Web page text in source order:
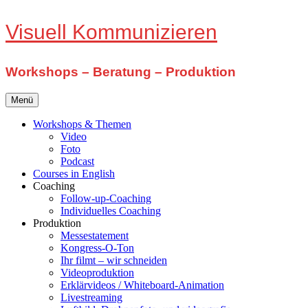
Zum
Inhalt
Visuell Kommunizieren
Workshops – Beratung – Produktion
Menü
Workshops & Themen
Video
Foto
Podcast
Courses in English
Coaching
Follow-up-Coaching
Individuelles Coaching
Produktion
Messestatement
Kongress-O-Ton
Ihr filmt – wir schneiden
Videoproduktion
Erklärvideos / Whiteboard-Animation
Livestreaming